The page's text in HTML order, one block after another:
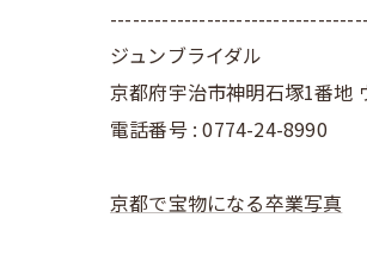
ジュンブライダル
京都府宇治市神明石塚1番地
電話番号 : 0774-24-8990
京都で宝物になる卒業写真